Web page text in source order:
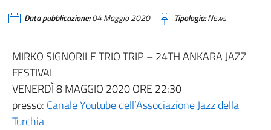
Data pubblicazione:04 Maggio 2020 Tipologia:News
MIRKO SIGNORILE TRIO TRIP – 24TH ANKARA JAZZ
FESTIVAL
VENERDÌ 8 MAGGIO 2020 ORE 22:30
presso: Canale Youtube dell’Associazione Jazz della
Turchia